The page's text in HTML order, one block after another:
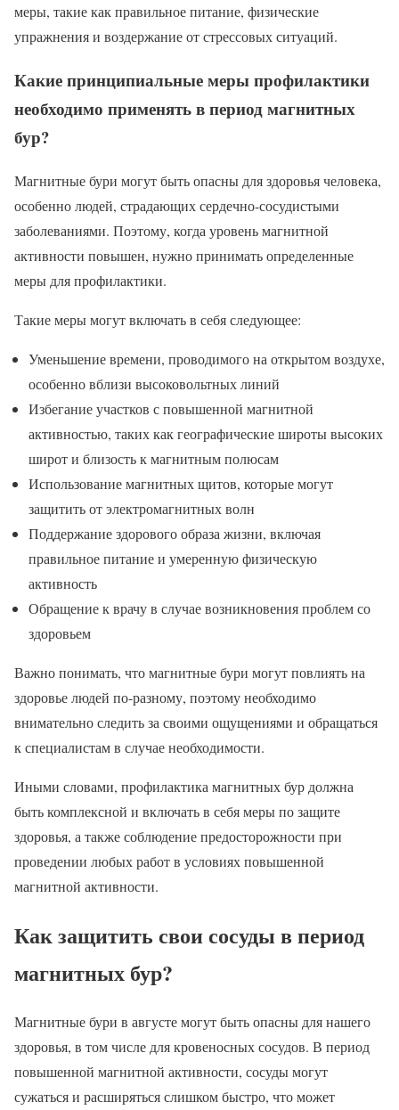
меры, такие как правильное питание, физические
упражнения и воздержание от стрессовых ситуаций.
Какие принципиальные меры профилактики
необходимо применять в период магнитных
бур?
Магнитные бури могут быть опасны для здоровья человека,
особенно людей, страдающих сердечно-сосудистыми
заболеваниями. Поэтому, когда уровень магнитной
активности повышен, нужно принимать определенные
меры для профилактики.
Такие меры могут включать в себя следующее:
Уменьшение времени, проводимого на открытом воздухе,
особенно вблизи высоковольтных линий
Избегание участков с повышенной магнитной
активностью, таких как географические широты высоких
широт и близость к магнитным полюсам
Использование магнитных щитов, которые могут
защитить от электромагнитных волн
Поддержание здорового образа жизни, включая
правильное питание и умеренную физическую
активность
Обращение к врачу в случае возникновения проблем со
здоровьем
Важно понимать, что магнитные бури могут повлиять на
здоровье людей по-разному, поэтому необходимо
внимательно следить за своими ощущениями и обращаться
к специалистам в случае необходимости.
Иными словами, профилактика магнитных бур должна
быть комплексной и включать в себя меры по защите
здоровья, а также соблюдение предосторожности при
проведении любых работ в условиях повышенной
магнитной активности.
Как защитить свои сосуды в период
магнитных бур?
Магнитные бури в августе могут быть опасны для нашего
здоровья, в том числе для кровеносных сосудов. В период
повышенной магнитной активности, сосуды могут
сужаться и расширяться слишком быстро, что может